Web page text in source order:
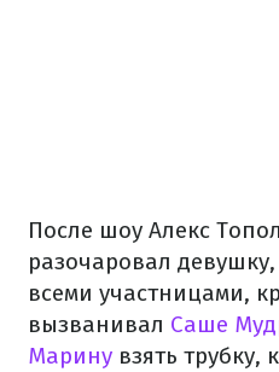
После шоу Алекс
разочаровал
всеми участницами,
вызванивал Саше
Марину взять трубку,